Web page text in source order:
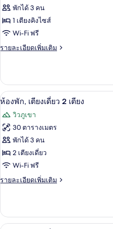
เตียง
ของ
ห้อง
พัก,
เตียง
ไซส์
เตียง
พักได้ 3 คน
1 เตียงคิงไซส์
Wi-Fi ฟรี
รายละเอียดเพิ่มเติม
ราย
เกี่ยว
กับ
ห้อง
เตียง
คิง
เตียง
เปิด
ภาพถ่าย
ทั้งหมด
ของ
ห้อง
พัก,
เตียง
2
เตียง
3
ห้องพัก, เตียงเดี่ยว 2 เตียง
วิวภูเขา
30 ตารางเมตร
พักได้ 3 คน
2 เตียงเดี่ยว
Wi-Fi ฟรี
รายละเอียดเพิ่มเติม
ราย
เกี่ยว
กับ